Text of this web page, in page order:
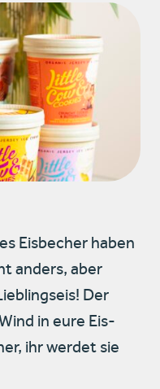
Eisbecher haben
anders, aber
Der
in eure Eis-
ihr werdet sie